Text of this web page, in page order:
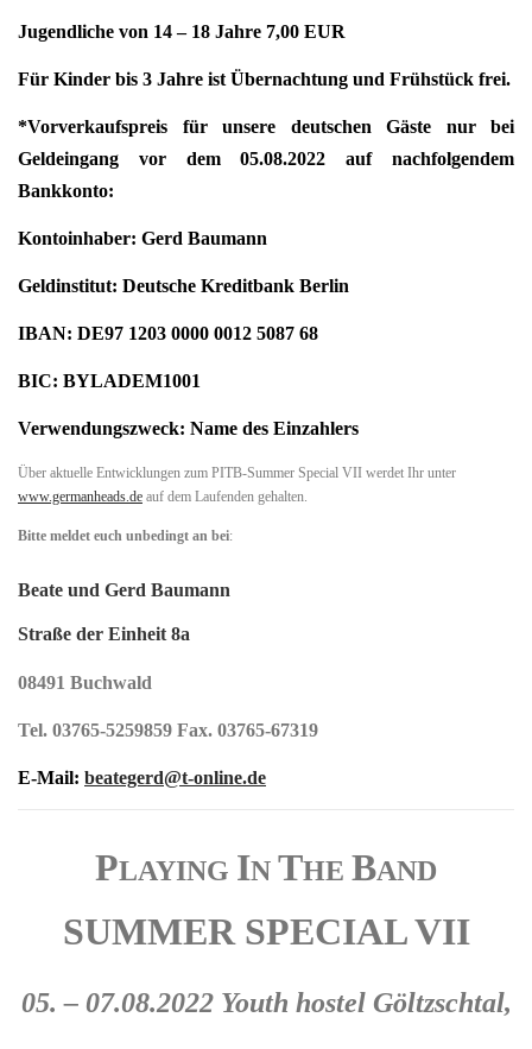
Jugendliche von 14 – 18 Jahre 7,00 EUR
Für Kinder bis 3 Jahre ist Übernachtung und Frühstück frei.
*Vorverkaufspreis für unsere deutschen Gäste nur bei
Geldeingang vor dem 05.08.2022 auf nachfolgendem
Bankkonto:
Kontoinhaber: Gerd Baumann
Geldinstitut: Deutsche Kreditbank Berlin
IBAN: DE97 1203 0000 0012 5087 68
BIC: BYLADEM1001
Verwendungszweck: Name des Einzahlers
Über aktuelle Entwicklungen zum PITB-Summer Special VII werdet Ihr unter
www.germanheads.de auf dem Laufenden gehalten.
Bitte meldet euch unbedingt an bei:
Beate und Gerd Baumann
Straße der Einheit 8a
08491 Buchwald
Tel. 03765-5259859 Fax. 03765-67319
E-Mail: beategerd@t-online.de
PLAYING IN THE BAND
SUMMER SPECIAL VII
05. – 07.08.2022 Youth hostel Göltzschtal,